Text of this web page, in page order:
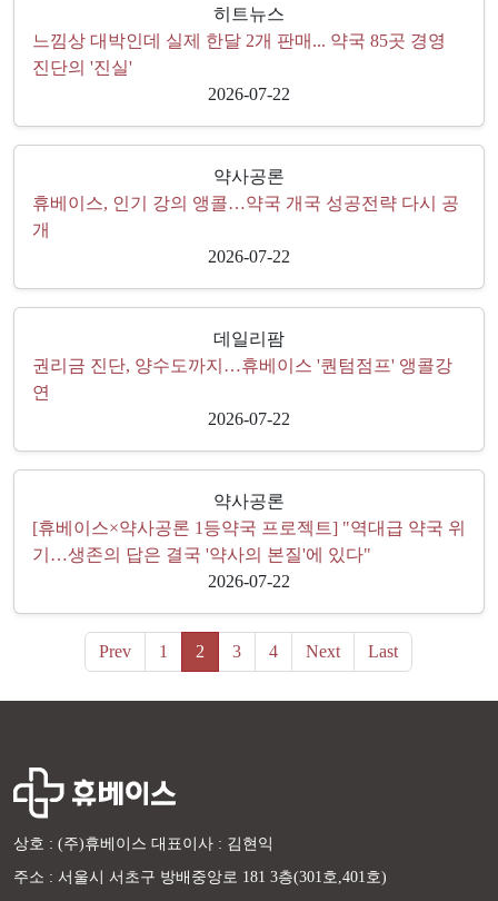
히트뉴스
느낌상 대박인데 실제 한달 2개 판매... 약국 85곳 경영
진단의 '진실'
2026-07-22
약사공론
휴베이스, 인기 강의 앵콜…약국 개국 성공전략 다시 공
개
2026-07-22
데일리팜
권리금 진단, 양수도까지…휴베이스 '퀀텀점프' 앵콜강
연
2026-07-22
약사공론
[휴베이스×약사공론 1등약국 프로젝트] "역대급 약국 위
기…생존의 답은 결국 '약사의 본질'에 있다"
2026-07-22
Prev 1 2 3 4 Next Last
상호 : (주)휴베이스 대표이사 : 김현익
주소 : 서울시 서초구 방배중앙로 181 3층(301호,401호)